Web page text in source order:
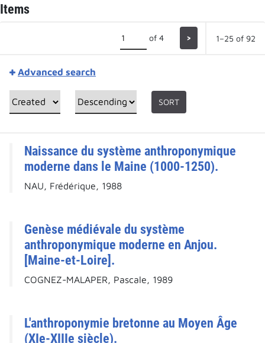
Items
of 4 > 1–25 of 92
Advanced search
SORT
Naissance du système anthroponymique
moderne dans le Maine (1000-1250).
NAU, Frédérique, 1988
Genèse médiévale du système
anthroponymique moderne en Anjou.
[Maine-et-Loire].
COGNEZ-MALAPER, Pascale, 1989
L'anthroponymie bretonne au Moyen Âge
(XIe-XIIIe siècle).